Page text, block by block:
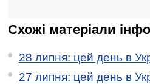
Схожі матеріали
28 липня: цей день в
27 липня: цей день в